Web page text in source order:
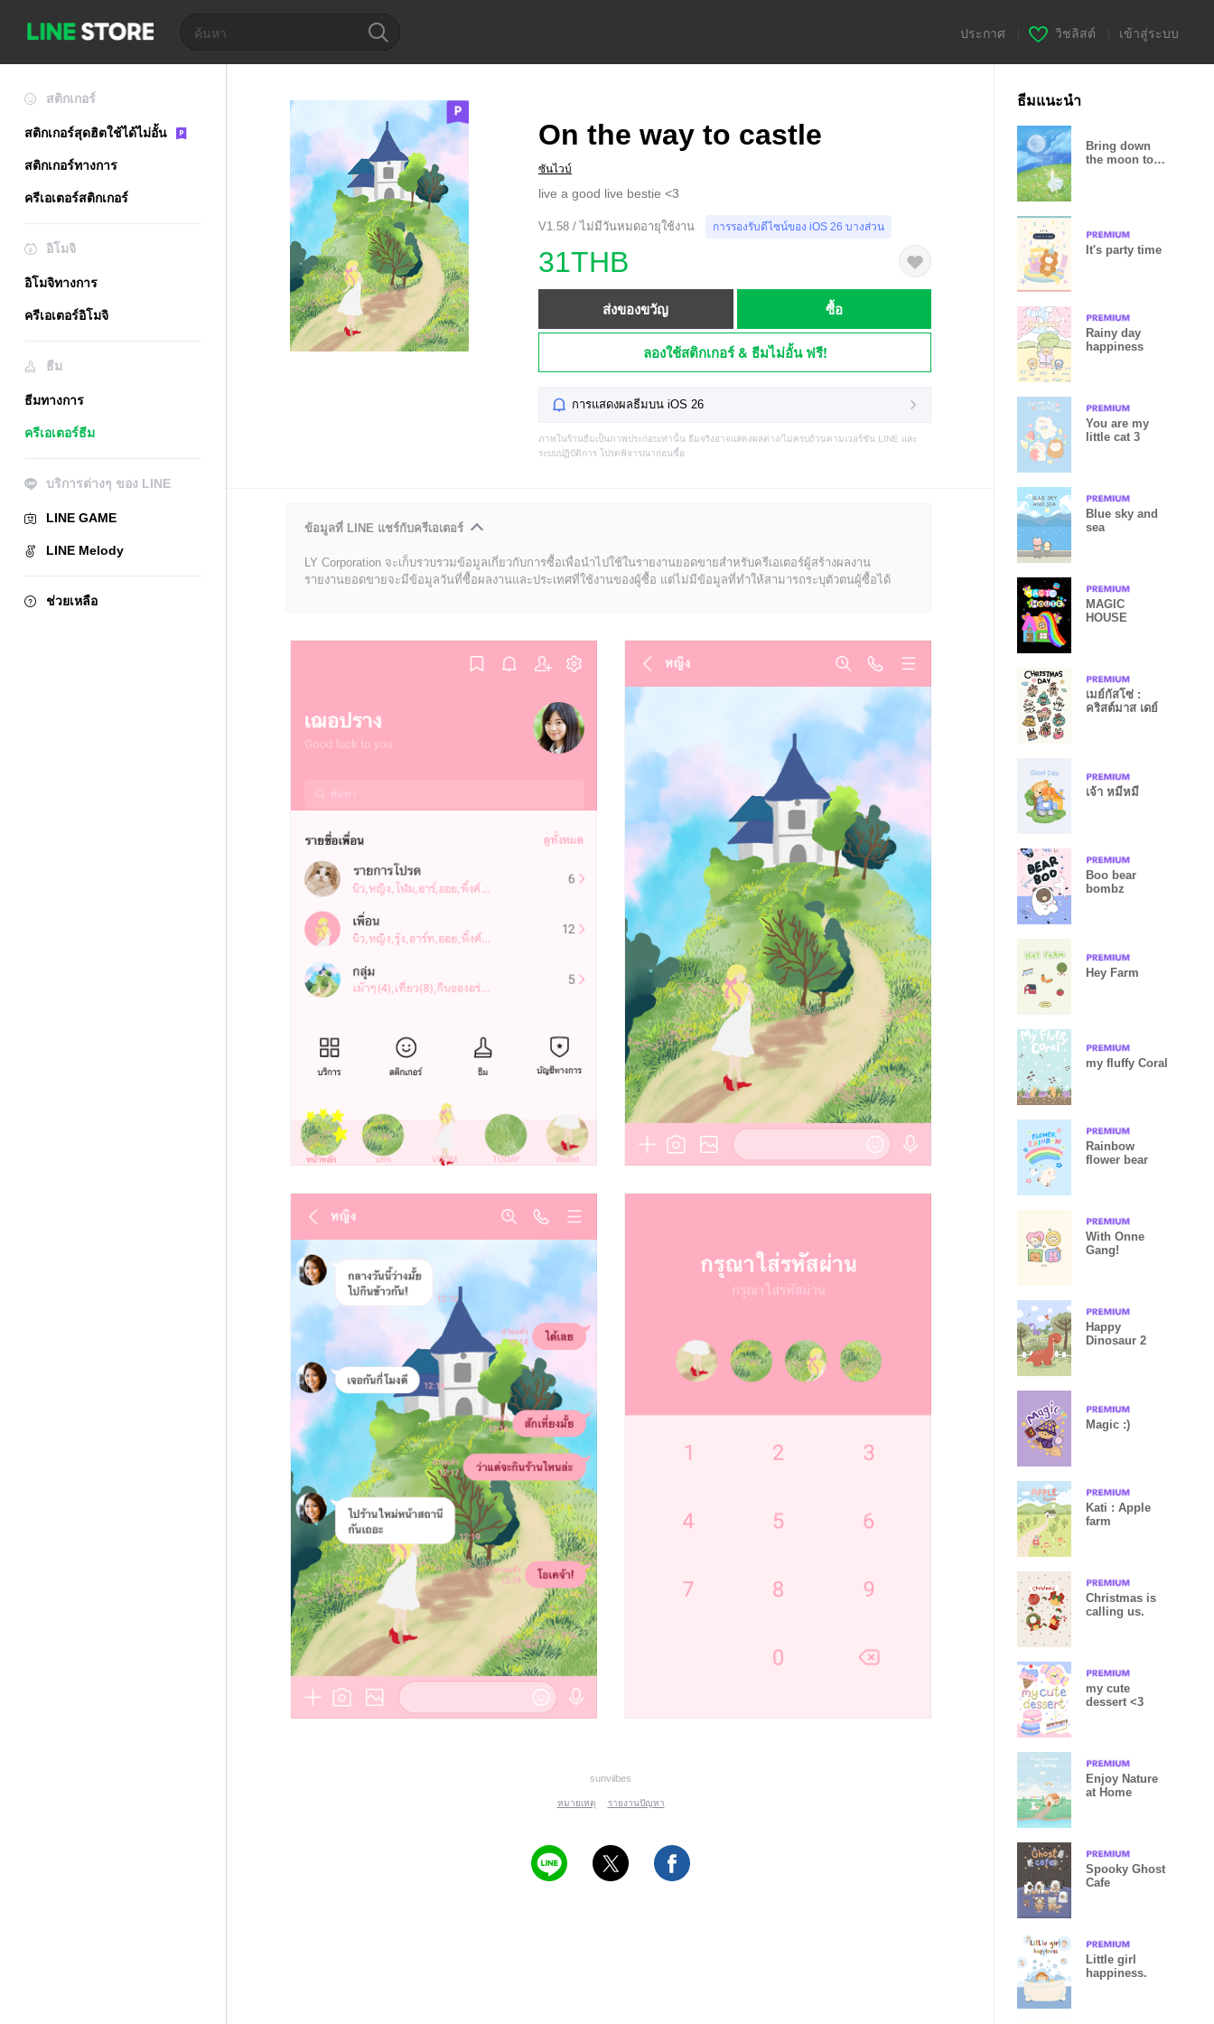
ประกาศ วิชลิสต์ เข้าสู่ระบบ
สติกเกอร์
สติกเกอร์สุดฮิตใช้ได้ไม่อั้น
สติกเกอร์ทางการ
ครีเอเตอร์สติกเกอร์
อิโมจิ
อิโมจิทางการ
ครีเอเตอร์อิโมจิ
ธีม
ธีมทางการ
ครีเอเตอร์ธีม
บริการต่างๆ ของ LINE
LINE GAME
LINE Melody
ช่วยเหลือ
On the way to castle
ซันไวบ์
live a good live bestie <3
V1.58 / ไม่มีวันหมดอายุใช้งาน การรองรับดีไซน์ของ iOS 26 บางส่วน
31THB
ส่งของขวัญ ซื้อ
ลองใช้สติกเกอร์ & ธีมไม่อั้น ฟรี!
การแสดงผลธีมบน iOS 26
ภาพในร้านธีมเป็นภาพประกอบเท่านั้น ธีมจริงอาจแสดงผลต่าง/ไม่ครบถ้วนตามเวอร์ชัน LINE และ
ระบบปฏิบัติการ โปรดพิจารณาก่อนซื้อ
ข้อมูลที่ LINE แชร์กับครีเอเตอร์
LY Corporation จะเก็บรวบรวมข้อมูลเกี่ยวกับการซื้อเพื่อนำไปใช้ในรายงานยอดขายสำหรับครีเอเตอร์ผู้สร้างผลงาน
รายงานยอดขายจะมีข้อมูลวันที่ซื้อผลงานและประเทศที่ใช้งานของผู้ซื้อ แต่ไม่มีข้อมูลที่ทำให้สามารถระบุตัวตนผู้ซื้อได้
sunviibes
หมายเหตุ รายงานปัญหา
ธีมแนะนำ
Bring down
the moon to
It's party time
Rainy day
happiness
You are my
little cat 3
Blue sky and
sea
MAGIC
HOUSE
เมย์กัสโซ่ :
คริสต์มาส เดย์
เจ้า หมีหมี
Boo bear
bombz
Hey Farm
my fluffy Coral
Rainbow
flower bear
With Onne
Gang!
Happy
Dinosaur 2
Magic :)
Kati : Apple
farm
Christmas is
calling us.
my cute
dessert <3
Enjoy Nature
at Home
Spooky Ghost
Cafe
Little girl
happiness.